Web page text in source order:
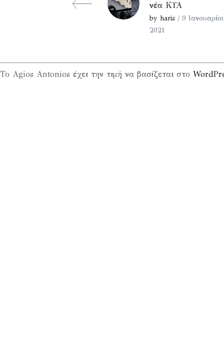
νέα ΚΥΑ
by haris / 9
2021
Το Agios Antonios έχει την τιμή να βασίζεται στο